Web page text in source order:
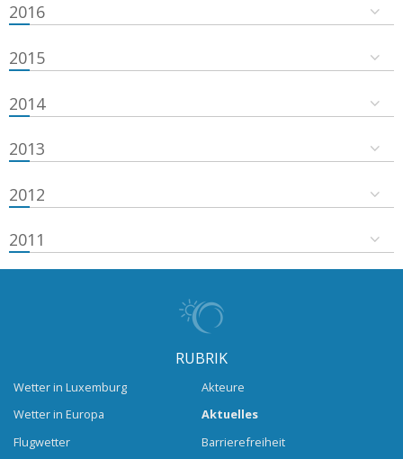
2016
2015
2014
2013
2012
2011
RUBRIK
Wetter in Luxemburg
Wetter in Europa
Flugwetter
Akteure
Aktuelles
Barrierefreiheit